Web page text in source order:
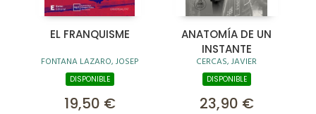
EL FRANQUISME
FONTANA LAZARO, JOSEP
DISPONIBLE
19,50 €
ANATOMÍA DE UN
INSTANTE
CERCAS, JAVIER
DISPONIBLE
23,90 €